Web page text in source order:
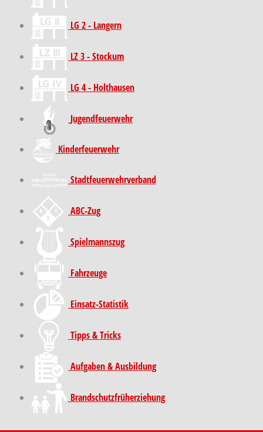
LG 2 - Langern
LZ 3 - Stockum
LG 4 - Holthausen
Jugendfeuerwehr
Kinder­feuer­wehr
Stadt­feuer­wehr­verband
ABC-Zug
Spielmannszug
Fahrzeuge
Einsatz-Statistik
Tipps & Tricks
Aufgaben & Ausbildung
Brand­schutz­früh­erziehung